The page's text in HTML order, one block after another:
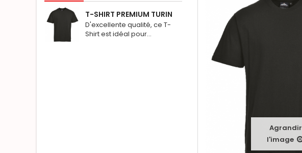
T-SHIRT PREMIUM TURIN
D'excellente qualité, ce T-
Shirt est idéal pour...
Agrandir
l'image